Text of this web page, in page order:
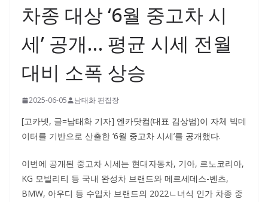
차종 대상 ‘6월 중고차 시
세’ 공개… 평균 시세 전월
대비 소폭 상승
2025-06-05 남태화 편집장
[고카넷, 글=남태화 기자] 엔카닷컴(대표 김상범)이 자체 빅데
이터를 기반으로 산출한 ‘6월 중고차 시세’를 공개했다.
이번에 공개된 중고차 시세는 현대자동차, 기아, 르노코리아,
KG 모빌리티 등 국내 완성차 브랜드와 메르세데스-벤츠,
BMW, 아우디 등 수입차 브랜드의 2022ㄴ녀식 인가 차종 중